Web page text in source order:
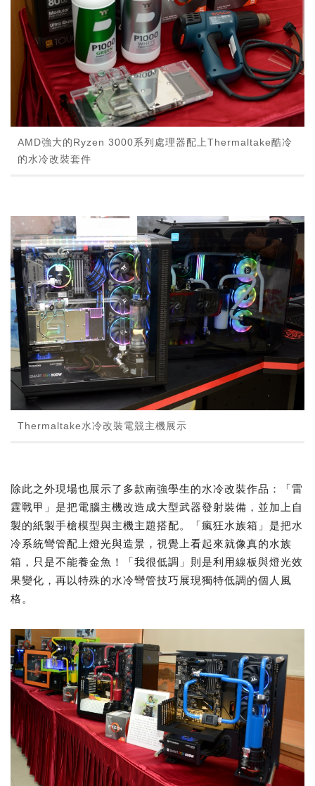
AMD強大的Ryzen 3000系列處理器配上Thermaltake酷冷
的水冷改裝套件
Thermaltake水冷改裝電競主機展示
除此之外現場也展示了多款南強學生的水冷改裝作品：「雷
霆戰甲」是把電腦主機改造成大型武器發射裝備，並加上自
製的紙製手槍模型與主機主題搭配。「瘋狂水族箱」是把水
冷系統彎管配上燈光與造景，視覺上看起來就像真的水族
箱，只是不能養金魚！「我很低調」則是利用線板與燈光效
果變化，再以特殊的水冷彎管技巧展現獨特低調的個人風
格。